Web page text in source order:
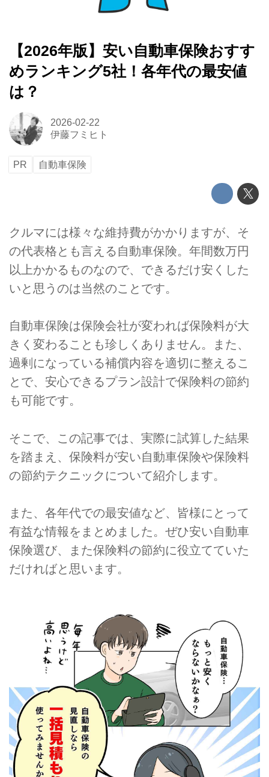
【2026年版】安い自動車保険おすす
めランキング5社！各年代の最安値
は？
2026-02-22
伊藤フミヒト
PR 自動車保険
クルマには様々な維持費がかかりますが、そ
の代表格とも言える自動車保険。年間数万円
以上かかるものなので、できるだけ安くした
いと思うのは当然のことです。
自動車保険は保険会社が変われば保険料が大
きく変わることも珍しくありません。また、
過剰になっている補償内容を適切に整えるこ
とで、安心できるプラン設計で保険料の節約
も可能です。
そこで、この記事では、実際に試算した結果
を踏まえ、保険料が安い自動車保険や保険料
の節約テクニックについて紹介します。
また、各年代での最安値など、皆様にとって
有益な情報をまとめました。ぜひ安い自動車
保険選び、また保険料の節約に役立てていた
だければと思います。